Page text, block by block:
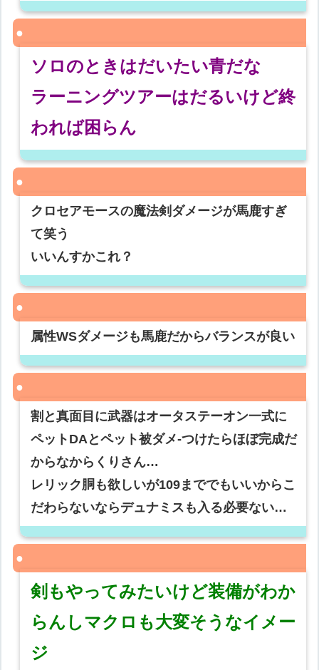
ソロのときはだいたい青だな
ラーニングツアーはだるいけど終
われば困らん
クロセアモースの魔法剣ダメージが馬鹿すぎ
て笑う
いいんすかこれ？
属性WSダメージも馬鹿だからバランスが良い
割と真面目に武器はオータステーオン一式に
ペットDAとペット被ダメ-つけたらほぼ完成だ
からなからくりさん…
レリック胴も欲しいが109まででもいいからこ
だわらないならデュナミスも入る必要ない…
剣もやってみたいけど装備がわか
らんしマクロも大変そうなイメー
ジ